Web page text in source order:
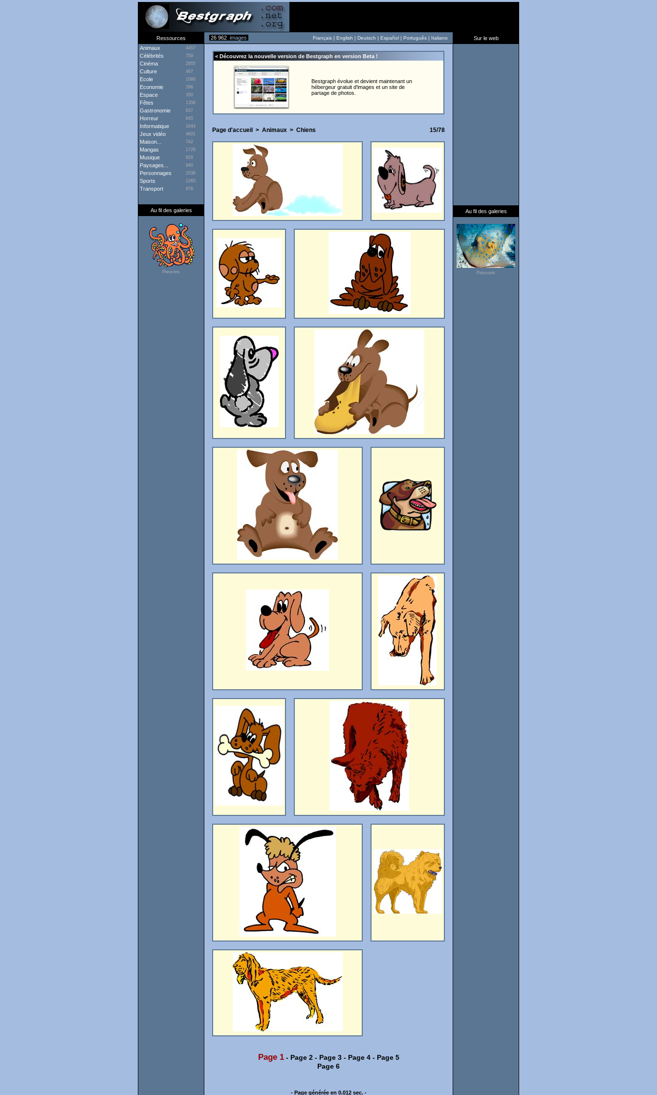
Ressources 26 962 images Français | English | Deutsch | Español | Português | Italiano
Sur le web
Animaux
4457
Célébrités 759
Cinéma 2955
Culture 467
Ecole 1080
Economie 296
Espace 350
Fêtes 1356
Gastronomie 837
Horreur 645
Informatique 1644
Jeux vidéo 4601
Maison... 742
Mangas 1726
Musique 828
Paysages... 940
Personnages 1038
Sports 1265
Transport 976
Au fil des galeries
Pieuvres
< Découvrez la nouvelle version de Bestgraph en version Beta !
Bestgraph évolue et devient maintenant un
hébergeur gratuit d'images et un site de
partage de photos.
Page d'accueil > Animaux > Chiens 15/78
Page 1- Page 2- Page 3- Page 4- Page 5
Page 6
Au fil des galeries
Poissons
- Page générée en 0.012 sec. -